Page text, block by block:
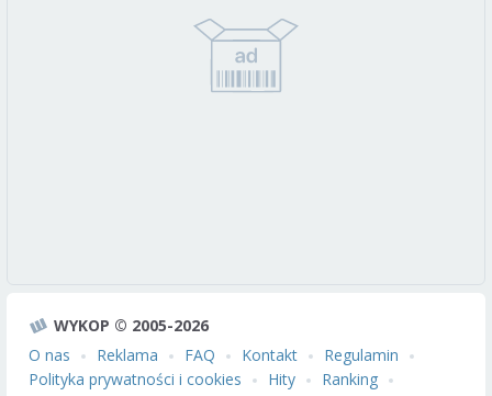
WYKOP © 2005-2026
O nas
Reklama FAQ Kontakt
Regulamin
Polityka prywatności i cookies
Hity
Ranking